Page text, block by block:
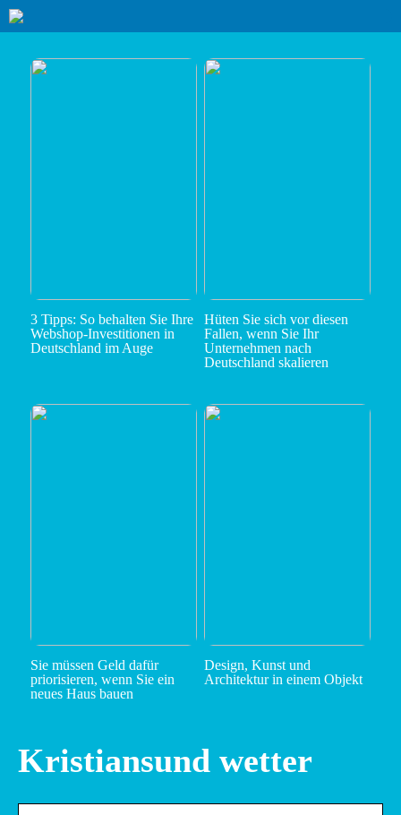
3 Tipps: So behalten Sie Ihre
Webshop-Investitionen in
Deutschland im Auge
Hüten Sie sich vor diesen
Fallen, wenn Sie Ihr
Unternehmen nach
Deutschland skalieren
Sie müssen Geld dafür
priorisieren, wenn Sie ein
neues Haus bauen
Design, Kunst und
Architektur in einem Objekt
Kristiansund wetter